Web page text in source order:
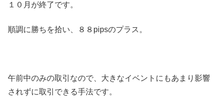
１０月が終了です。
順調に勝ちを拾い、８８pipsのプラス。
午前中のみの取引なので、大きなイベントにもあまり影響
されずに取引できる手法です。